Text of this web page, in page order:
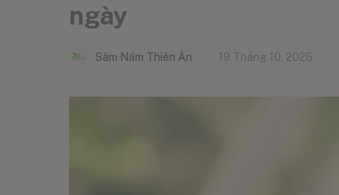
ngày
Sâm Nấm Thiên Ân 19 Tháng 10, 2025